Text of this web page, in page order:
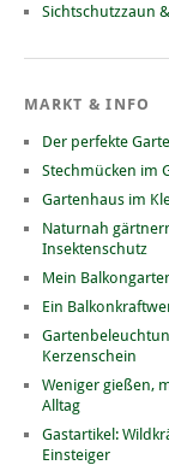
Sichtschutzzaun
MARKT & INFO
Der perfekte
Stechmücken im
Gartenhaus im
Naturnah
Insektenschutz
Mein
Ein
Kerzenschein
Weniger gießen,
Alltag
Gastartikel:
Einsteiger